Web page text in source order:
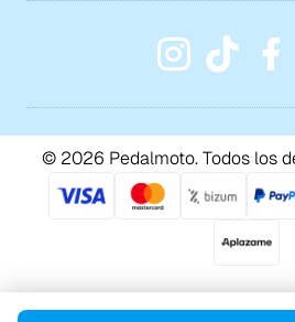
© 2026 Pedalmoto. Todos los